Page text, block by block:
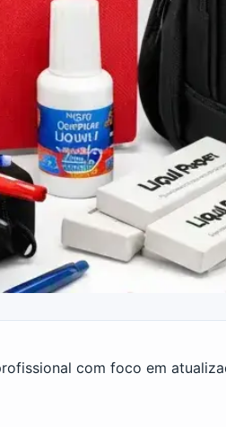
com foco em